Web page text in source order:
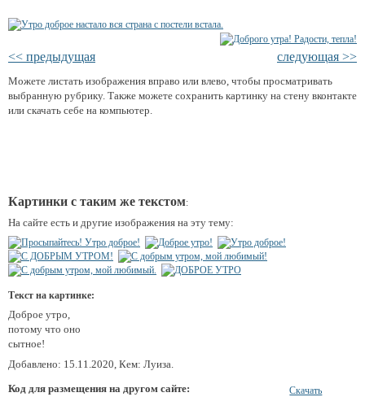
<< предыдущая следующая >>
Можете листать изображения вправо или влево, чтобы просматривать
выбранную рубрику. Также можете сохранить картинку на стену вконтакте
или скачать себе на компьютер.
Картинки с таким же текстом:
На сайте есть и другие изображения на эту тему:
Текст на картинке:
Доброе утро,
потому что оно
сытное!
Добавлено: 15.11.2020, Кем: Луиза.
Код для размещения на другом сайте:
Скачать